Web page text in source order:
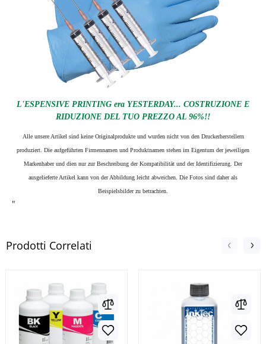
L'ESPENSIVE PRINTING era YESTERDAY... COSTRUZIONE E
RIDUZIONE DEL TUO PREZZO AL 96%!!
Alle unsere Artikel sind keine Originalprodukte und wurden nicht von den Druckerherstellern
produziert. Die aufgeführten Firmennamen und Produktnamen stehen im Eigentum der jeweiligen
Markenhaber und dien nur zur Beschreibung der Kompatibilität und der Identifizierung. Der
ausgelieferte Artikel kann von der Abbildung leicht abweichen. Die Fotos sind daher als
Beispielsbilder zu betrachten.
"
Prodotti Correlati